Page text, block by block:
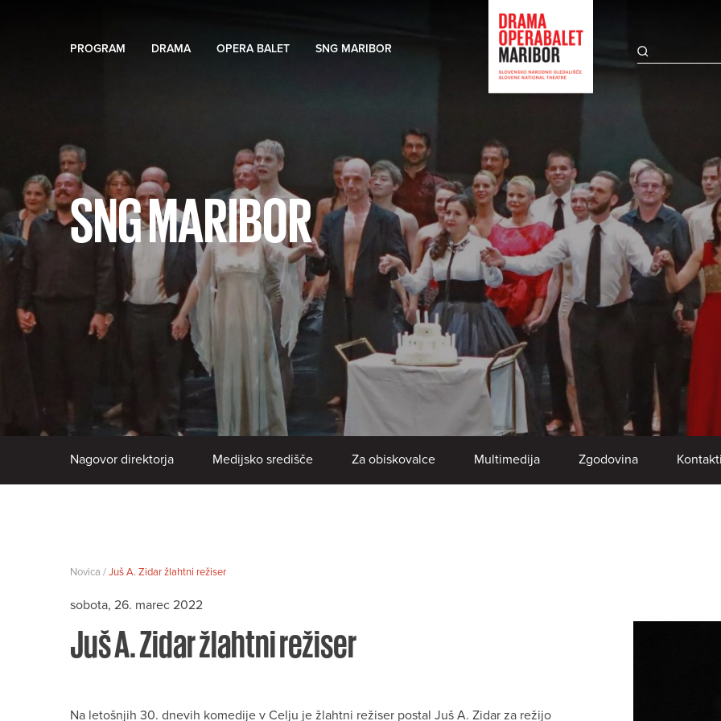
PROGRAM DRAMA OPERA BALET SNG MARIBOR
SNG MARIBOR
Nagovor direktorja Medijsko središče Za obiskovalce Multimedija Zgodovina
Novica /Juš A. Zidar žlahtni režiser
sobota, 26. marec 2022
Juš A. Zidar žlahtni režiser
Na letošnjih 30. dnevih komedije v Celju je žlahtni režiser postal Juš A. Zidar za režijo